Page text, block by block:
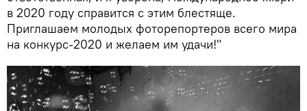
в 2020 году справится с этим блестяще.
Приглашаем молодых фоторепортеров всего мира
на конкурс-2020 и желаем им удачи!"